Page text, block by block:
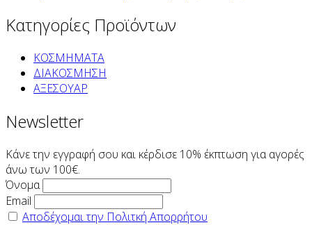
Κατηγορίες Προϊόντων
ΚΟΣΜΗΜΑΤΑ
ΔΙΑΚΟΣΜΗΣΗ
ΑΞΕΣΟΥΑΡ
Newsletter
Κάνε την εγγραφή σου και κέρδισε 10% έκπτωση για αγορές
άνω των 100€.
Όνομα
Email
Αποδέχομαι την Πολιτκή Απορρήτου